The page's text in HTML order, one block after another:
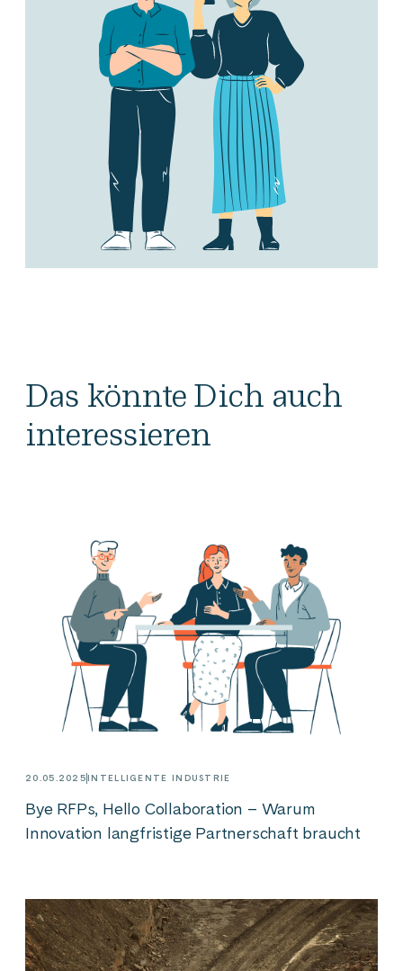
Das könnte Dich auch
interessieren
20.05.2025INTELLIGENTE INDUSTRIE
Bye RFPs, Hello Collaboration – Warum
Innovation langfristige Partnerschaft braucht